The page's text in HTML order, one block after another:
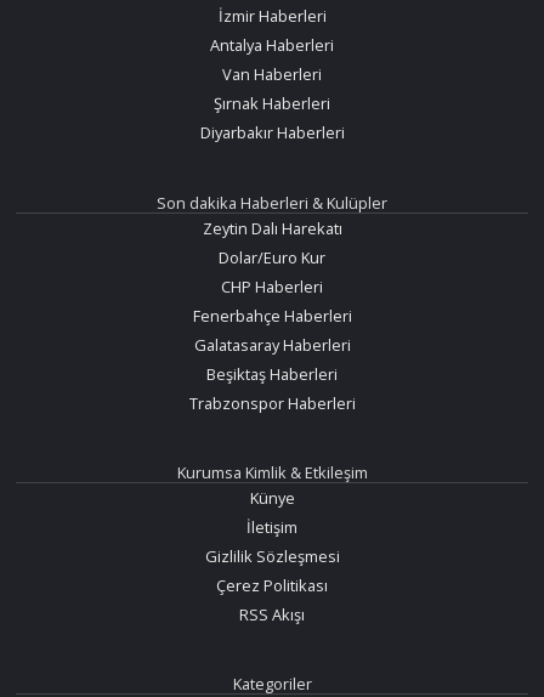
İzmir Haberleri
Antalya Haberleri
Van Haberleri
Şırnak Haberleri
Diyarbakır Haberleri
Son dakika Haberleri & Kulüpler
Zeytin Dalı Harekatı
Dolar/Euro Kur
CHP Haberleri
Fenerbahçe Haberleri
Galatasaray Haberleri
Beşiktaş Haberleri
Trabzonspor Haberleri
Kurumsa Kimlik & Etkileşim
Künye
İletişim
Gizlilik Sözleşmesi
Çerez Politikası
RSS Akışı
Kategoriler